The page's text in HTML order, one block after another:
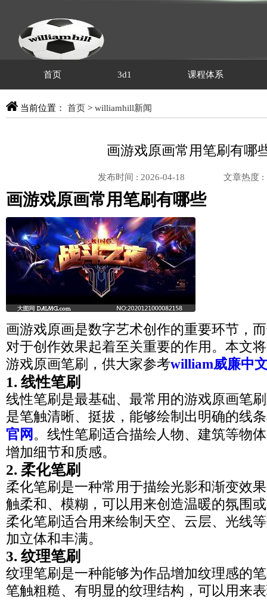
首页 3d1 课程体系
当前位置： 首页 > williamhill新闻
画游戏原画常用笔刷有哪
发布时间 : 2026-04-18 文章热度 :
画游戏原画常用笔刷有哪些
画游戏原画是数字艺术创作的重要环节，
对于创作效果起着至关重要的作用。本文
游戏原画笔刷，供大家参考william威廉中
1. 线性笔刷
线性笔刷是最基础、最常用的游戏原画笔
是笔触清晰、挺拔，能够绘制出明确的线
官网 。线性笔刷适合描绘人物、建筑等物
增加细节和质感。
2. 柔化笔刷
柔化笔刷是一种常用于描绘光影和渐变效
触柔和、模糊，可以用来创造温暖的氛围
柔化笔刷适合用来绘制天空、云层、光线
加立体和丰满。
3. 纹理笔刷
纹理笔刷是一种能够为作品增加纹理感的
笔触粗糙、有明显的纹理结构，可以用来